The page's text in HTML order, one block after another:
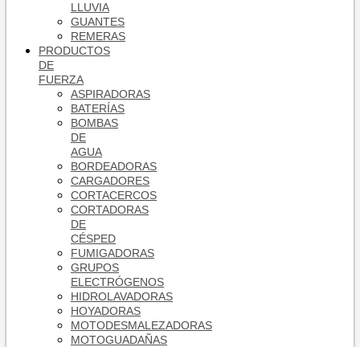
LLUVIA
GUANTES
REMERAS
PRODUCTOS
DE
FUERZA
ASPIRADORAS
BATERÍAS
BOMBAS
DE
AGUA
BORDEADORAS
CARGADORES
CORTACERCOS
CORTADORAS
DE
CÉSPED
FUMIGADORAS
GRUPOS
ELECTRÓGENOS
HIDROLAVADORAS
HOYADORAS
MOTODESMALEZADORAS
MOTOGUADAÑAS